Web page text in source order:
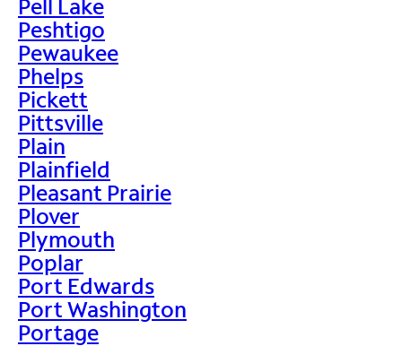
Pell Lake
Peshtigo
Pewaukee
Phelps
Pickett
Pittsville
Plain
Plainfield
Pleasant Prairie
Plover
Plymouth
Poplar
Port Edwards
Port Washington
Portage